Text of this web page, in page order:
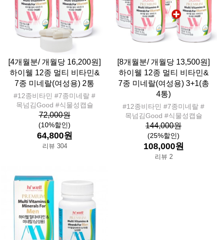
[4개월분/ 개월당 16,200원]
하이웰 12종 멀티 비타민&
7종 미네랄(여성용) 2통
#12종비타민 #7종미네랄 #
목넘김Good #식물성캡슐
72,000원
(10%할인)
64,800원
리뷰 304
[8개월분/ 개월당 13,500원]
하이웰 12종 멀티 비타민&
7종 미네랄(여성용) 3+1(총
4통)
#12종비타민 #7종미네랄 #
목넘김Good #식물성캡슐
144,000원
(25%할인)
108,000원
리뷰 2